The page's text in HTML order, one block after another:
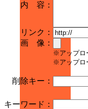
内 容：
リンク：
画 像：
※アップロ
※アップロ
削除キー：
キーワード：